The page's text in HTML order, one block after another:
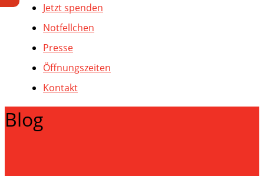
Jetzt spenden
Notfellchen
Presse
Öffnungszeiten
Kontakt
Blog